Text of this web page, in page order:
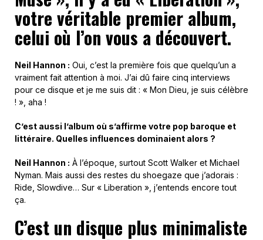
votre véritable premier album,
celui où l’on vous a découvert.
Neil Hannon : Oui, c’est la première fois que quelqu’un a
vraiment fait attention à moi. J’ai dû faire cinq interviews
pour ce disque et je me suis dit : « Mon Dieu, je suis célèbre
! », aha !
C’est aussi l’album où s’affirme votre pop baroque et
littéraire. Quelles influences dominaient alors ?
Neil Hannon : À l’époque, surtout Scott Walker et Michael
Nyman. Mais aussi des restes du shoegaze que j’adorais :
Ride, Slowdive… Sur « Liberation », j’entends encore tout
ça.
C’est un disque plus minimaliste